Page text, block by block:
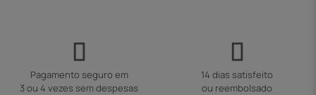
Pagamento seguro em
3 ou 4 vezes sem despesas
14 dias satisfeito
ou reembolsado